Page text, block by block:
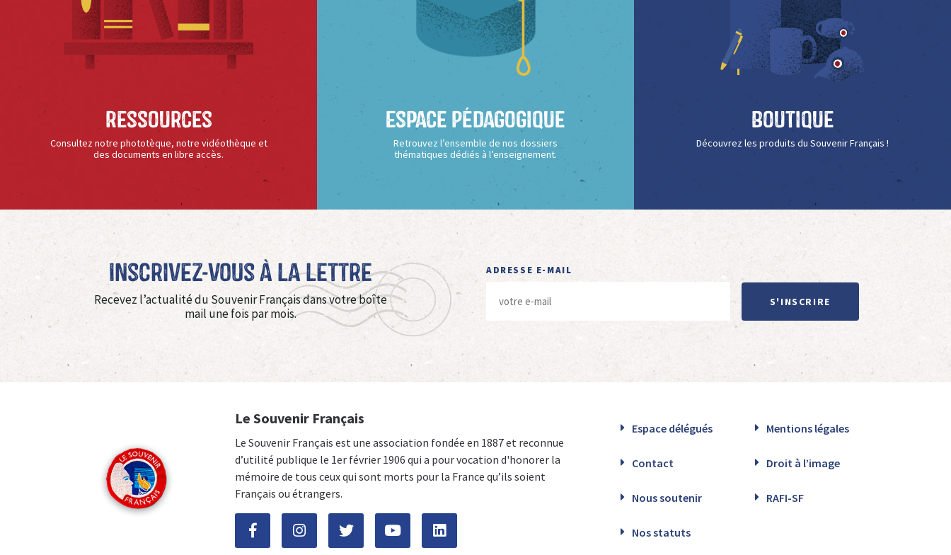
Ressources
Consultez notre phototèque, notre vidéothèque et
des documents en libre accès.
Espace Pédagogique
Retrouvez l’ensemble de nos dossiers
thématiques dédiés à l’enseignement.
Boutique
Découvrez les produits du Souvenir Français !
Inscrivez-vous à La Lettre
Recevez l’actualité du Souvenir Français dans votre boîte
mail une fois par mois.
ADRESSE E-MAIL
S'INSCRIRE
Le Souvenir Français
Le Souvenir Français est une association fondée en 1887 et reconnue
d’utilité publique le 1er février 1906 qui a pour vocation d'honorer la
mémoire de tous ceux qui sont morts pour la France qu’ils soient
Français ou étrangers.
Espace délégués Mentions légales
Contact Droit à l’image
Nous soutenir RAFI-SF
Nos statuts